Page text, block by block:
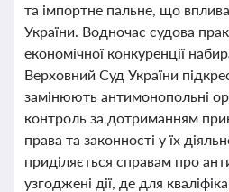
та імпортне пальне, що
України. Водночас судова
економічної конкуренції
Верховний Суд України
замінюють антимонопольні
контроль за дотриманням
права та законності у їх
приділяється справам про
узгоджені дії, де для